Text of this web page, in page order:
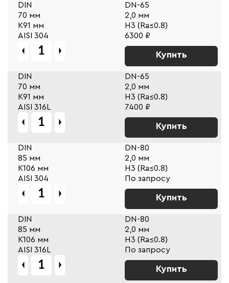
DIN
DN-65
70 мм
2,0 мм
К91 мм
Н3 (Ra≤0.8)
AISI 304
6300 ₽
Купить
DIN
DN-65
70 мм
2,0 мм
К91 мм
Н3 (Ra≤0.8)
AISI 316L
7400 ₽
Купить
DIN
DN-80
85 мм
2,0 мм
К106 мм
Н3 (Ra≤0.8)
AISI 304
По запросу
Купить
DIN
DN-80
85 мм
2,0 мм
К106 мм
Н3 (Ra≤0.8)
AISI 316L
По запросу
Купить